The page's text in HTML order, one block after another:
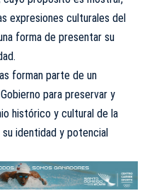
expresiones culturales del
forma de presentar su
forman parte de un
para preservar y
histórico y cultural de la
identidad y potencial